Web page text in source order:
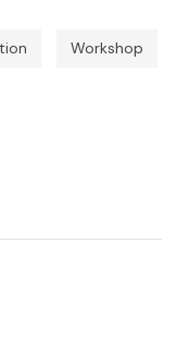
Workshop